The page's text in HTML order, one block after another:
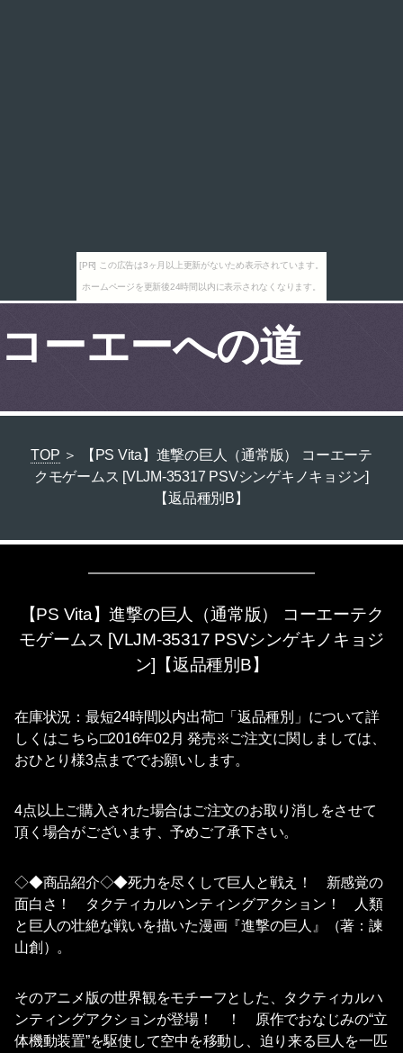
[PR] この広告は3ヶ月以上更新がないため表示されています。
ホームページを更新後24時間以内に表示されなくなります。
コーエーへの道
TOP ＞ 【PS Vita】進撃の巨人（通常版） コーエーテ
クモゲームス [VLJM-35317 PSVシンゲキノキョジン]
【返品種別B】
【PS Vita】進撃の巨人（通常版） コーエーテク
モゲームス [VLJM-35317 PSVシンゲキノキョジ
ン]【返品種別B】
在庫状況：最短24時間以内出荷□「返品種別」について詳
しくはこちら□2016年02月 発売※ご注文に関しましては、
おひとり様3点まででお願いします。
4点以上ご購入された場合はご注文のお取り消しをさせて
頂く場合がございます、予めご了承下さい。
◇◆商品紹介◇◆死力を尽くして巨人と戦え！ 新感覚の
面白さ！ タクティカルハンティングアクション！ 人類
と巨人の壮絶な戦いを描いた漫画『進撃の巨人』（著：諫
山創）。
そのアニメ版の世界観をモチーフとした、タクティカルハ
ンティングアクションが登場！ ！ 原作でおなじみの“立
体機動装置”を駆使して空中を移動し、迫り来る巨人を一匹